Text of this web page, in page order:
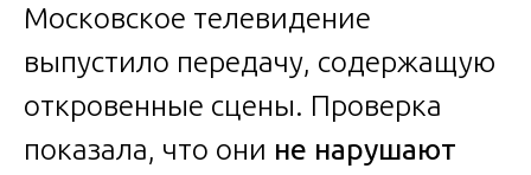
Московское телевидение
выпустило передачу, содержащую
откровенные сцены. Проверка
показала, что они не нарушают